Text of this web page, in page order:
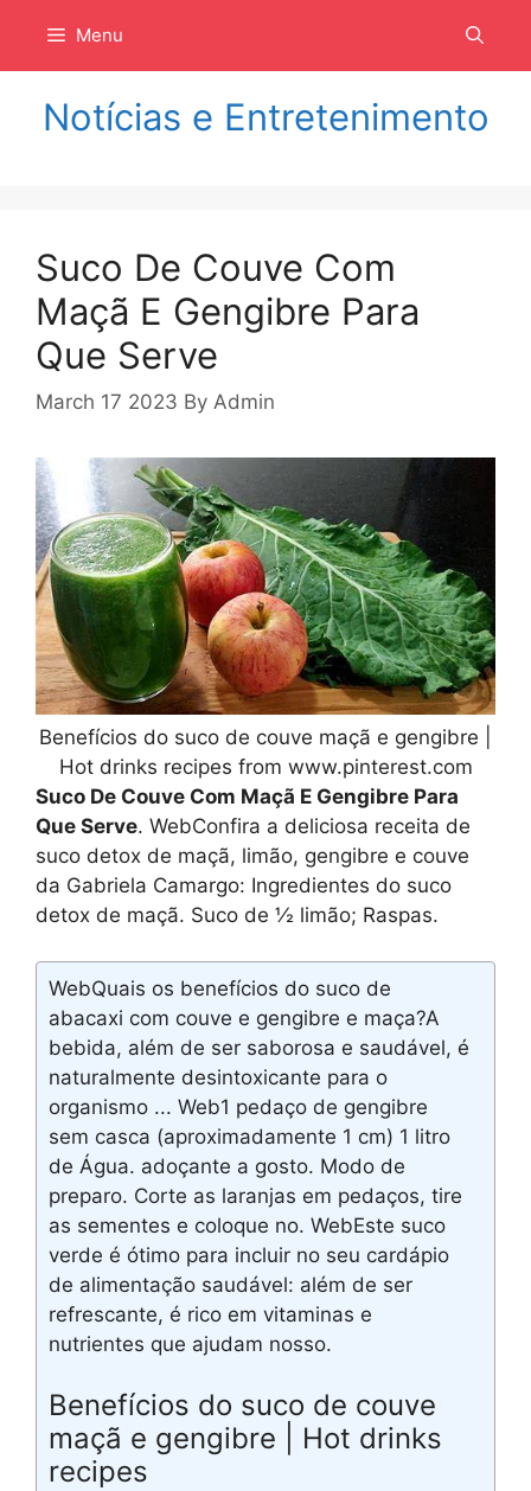
isi
Menu
Notícias e Entretenimento
Suco De Couve Com
Maçã E Gengibre Para
Que Serve
March 17 2023 By Admin
Benefícios do suco de couve maçã e gengibre |
Hot drinks recipes from www.pinterest.com
Suco De Couve Com Maçã E Gengibre Para
Que Serve. WebConfira a deliciosa receita de
suco detox de maçã, limão, gengibre e couve
da Gabriela Camargo: Ingredientes do suco
detox de maçã. Suco de ½ limão; Raspas.
WebQuais os benefícios do suco de
abacaxi com couve e gengibre e maça?A
bebida, além de ser saborosa e saudável, é
naturalmente desintoxicante para o
organismo ... Web1 pedaço de gengibre
sem casca (aproximadamente 1 cm) 1 litro
de Água. adoçante a gosto. Modo de
preparo. Corte as laranjas em pedaços, tire
as sementes e coloque no. WebEste suco
verde é ótimo para incluir no seu cardápio
de alimentação saudável: além de ser
refrescante, é rico em vitaminas e
nutrientes que ajudam nosso.
Benefícios do suco de couve
maçã e gengibre | Hot drinks
recipes